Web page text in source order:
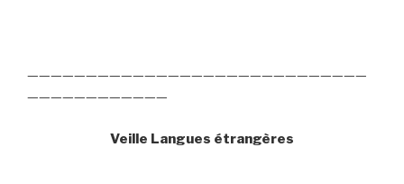
—————————————————————————————
————————————
Veille Langues étrangères